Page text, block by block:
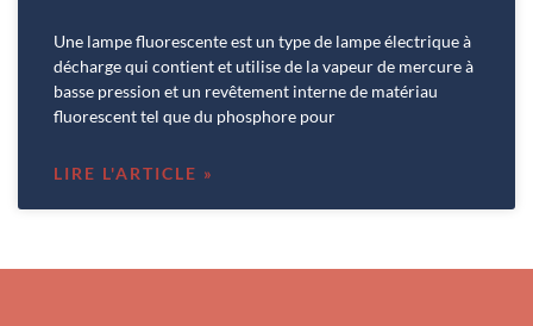
Une lampe fluorescente est un type de lampe électrique à
décharge qui contient et utilise de la vapeur de mercure à
basse pression et un revêtement interne de matériau
fluorescent tel que du phosphore pour
LIRE L'ARTICLE »